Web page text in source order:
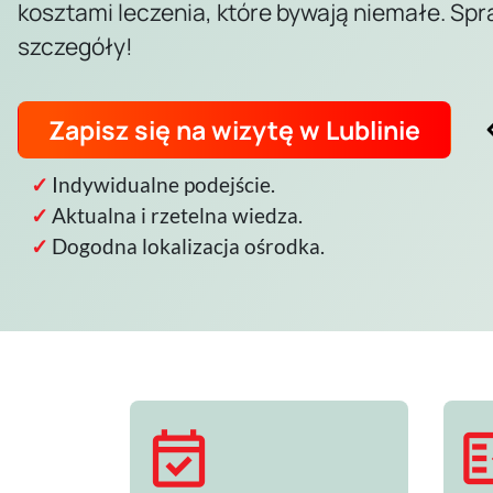
kosztami leczenia, które bywają niemałe.
szczegóły!
Zapisz się na wizytę w Lublinie
Indywidualne podejście.
Aktualna i rzetelna wiedza.
Dogodna lokalizacja ośrodka.
event_available